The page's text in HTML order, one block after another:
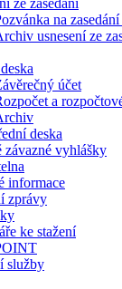
ze zasedání
na
usnesení ze
účet
a
deska
závazné vyhlášky
informace
zprávy
ke stažení
služby